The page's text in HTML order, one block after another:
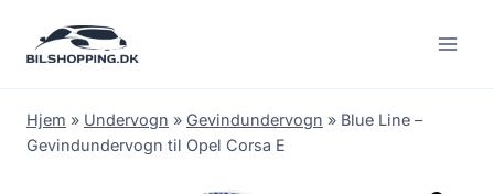
Hjem » Undervogn » Gevindundervogn » Blue Line –
Gevindundervogn til Opel Corsa E